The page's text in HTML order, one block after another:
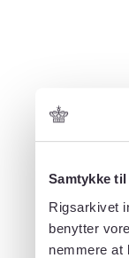
Samtykke
Rigsarkivet
benytter
nemmere at